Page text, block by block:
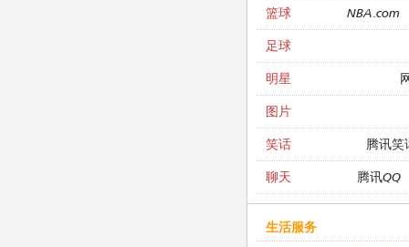
篮球 NBA.com
足球
明星
图片
笑话 腾讯笑
聊天 腾讯QQ
生活服务